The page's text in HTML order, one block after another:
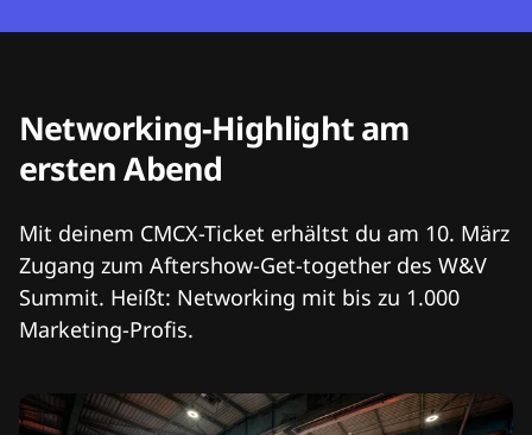
Networking-Highlight am
ersten Abend
Mit deinem CMCX-Ticket erhältst du am 10. März
Zugang zum Aftershow-Get-together des W&V
Summit. Heißt: Networking mit bis zu 1.000
Marketing-Profis.